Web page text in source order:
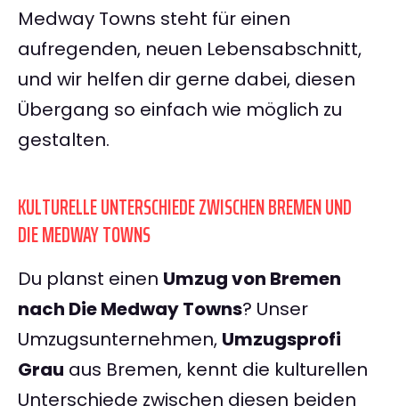
Medway Towns steht für einen
aufregenden, neuen Lebensabschnitt,
und wir helfen dir gerne dabei, diesen
Übergang so einfach wie möglich zu
gestalten.
KULTURELLE UNTERSCHIEDE ZWISCHEN BREMEN UND
DIE MEDWAY TOWNS
Du planst einen Umzug von Bremen
nach Die Medway Towns? Unser
Umzugsunternehmen, Umzugsprofi
Grau aus Bremen, kennt die kulturellen
Unterschiede zwischen diesen beiden